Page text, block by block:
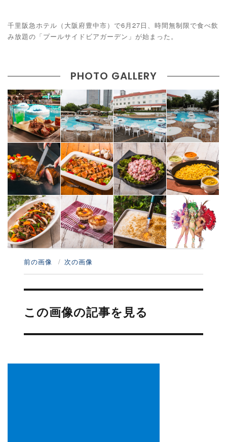
千里阪急ホテル（大阪府豊中市）で6月27日、時間無制限で食べ飲
み放題の「プールサイドビアガーデン」が始まった。
PHOTO GALLERY
前の画像 次の画像
投
ナ
ビ
ー
この画像の記事を見る